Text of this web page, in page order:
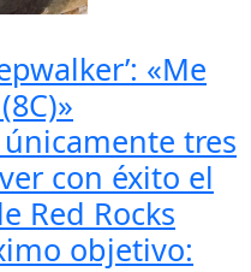
«Me
únicamente tres
con éxito el
Red Rocks
objetivo: